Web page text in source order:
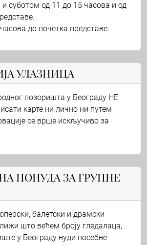
суботом од 11 до 15 часова и од
до почетка представе.
УЛАЗНИЦА
позоришта у Београду НЕ
карте ни лично ни путем
се врше искључиво за
ПОНУДА ЗА ГРУПНЕ
балетски и драмски
што већем броју гледалаца,
у Београду нуди посебне